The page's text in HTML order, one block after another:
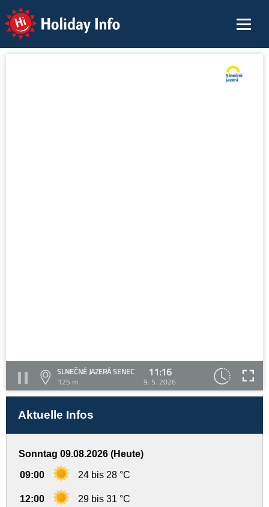
Holiday Info
SLNEČNÉ JAZERÁ SENEC
125 m
11:16
9. 5. 2026
Aktuelle Infos
Sonntag 09.08.2026 (Heute)
09:00 24 bis 28 °C
12:00 29 bis 31 °C